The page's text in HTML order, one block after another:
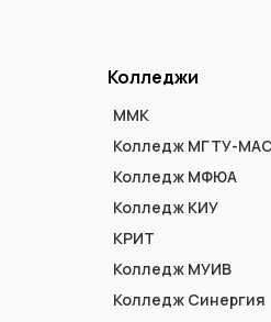
Колледжи
ММК
Колледж МГТУ-
Колледж МФЮА
Колледж КИУ
КРИТ
Колледж МУИВ
Колледж Синергия